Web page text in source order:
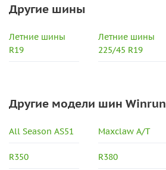
Другие шины
Летние шины
R19
Летние шины
225/45 R19
Другие модели шин Winrun
All Season AS51 Maxclaw A/T
R350 R380